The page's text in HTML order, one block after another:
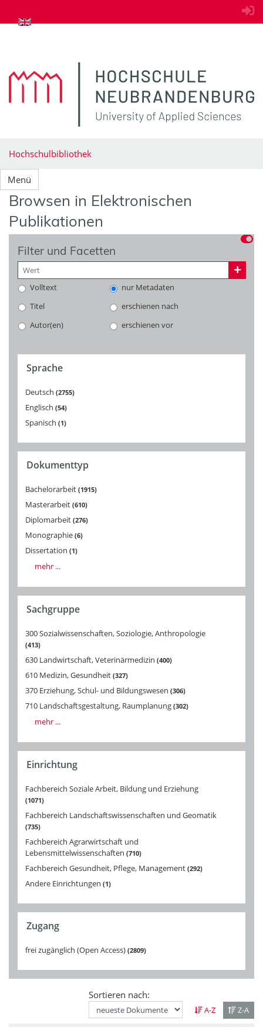
zum Inhalt springen
Hochschulbibliothek
Menü
Browsen in Elektronischen
Publikationen
Filter und Facetten
Volltext
nur Metadaten
Titel
erschienen nach
Autor(en)
erschienen vor
Sprache
Deutsch 2755
Englisch 54
Spanisch 1
Dokumenttyp
Bachelorarbeit 1915
Masterarbeit 610
Diplomarbeit 276
Monographie 6
Dissertation 1
mehr ...
Sachgruppe
300 Sozialwissenschaften, Soziologie, Anthropologie
413
630 Landwirtschaft, Veterinärmedizin 400
610 Medizin, Gesundheit 327
370 Erziehung, Schul- und Bildungswesen 306
710 Landschaftsgestaltung, Raumplanung 302
mehr ...
Einrichtung
Fachbereich Soziale Arbeit, Bildung und Erziehung
1071
Fachbereich Landschaftswissenschaften und Geomatik
735
Fachbereich Agrarwirtschaft und
Lebensmittelwissenschaften 710
Fachbereich Gesundheit, Pflege, Management 292
Andere Einrichtungen 1
Zugang
frei zugänglich (Open Access) 2809
Sortieren nach:
A-Z Z-A